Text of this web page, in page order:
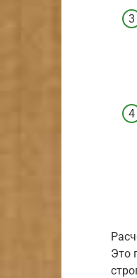
Это